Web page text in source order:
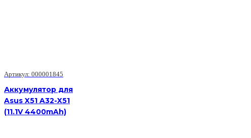
Артикул: 000001845
Аккумулятор для
Asus X51 A32-X51
(11.1V 4400mAh)